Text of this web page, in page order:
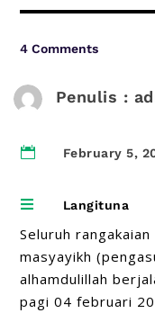
4 Comments
Penulis :
 February 5,
 Langituna
Seluruh
masyayikh
alhamdulillah
pagi 04 februari